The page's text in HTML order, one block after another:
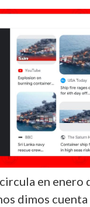
en enero
dimos